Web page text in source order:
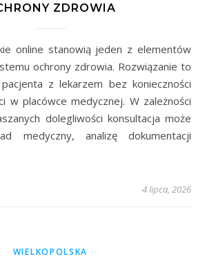
ZDROWIA
ochrony zdrowia. Rozwiązanie to
z lekarzem bez konieczności
w placówce medycznej. W zależności
dolegliwości konsultacja może
medyczny, analizę dokumentacji
4 lipca, 2026
WIELKOPOLSKA